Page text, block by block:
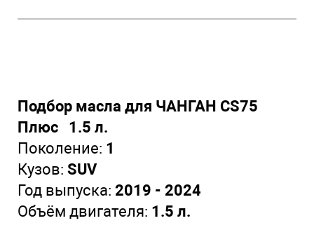
Подбор масла для ЧАНГАН CS75
Плюс 1.5 л.
Поколение: 1
Кузов: SUV
Год выпуска: 2019 - 2024
Объём двигателя: 1.5 л.